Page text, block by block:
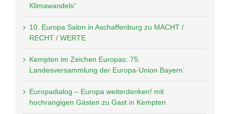
Klimawandels“
10. Europa Salon in Aschaffenburg zu MACHT /
RECHT / WERTE
Kempten im Zeichen Europas: 75.
Landesversammlung der Europa-Union Bayern´
Europadialog – Europa weiterdenken! mit
hochrangigen Gästen zu Gast in Kempten